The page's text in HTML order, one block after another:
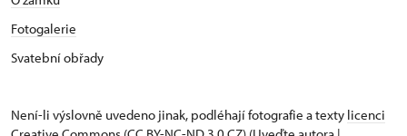
Fotogalerie
Svatební obřady
Není-li výslovně uvedeno jinak, podléhají fotografie a texty licenci